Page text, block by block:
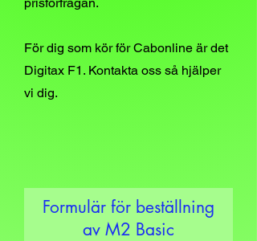
För dig som kör för Cabonline är det
Digitax F1. Kontakta oss så hjälper
vi dig.
Formulär för beställning
av M2 Basic